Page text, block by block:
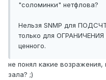
"соломинки" нетфлова?
Нельзя SNMP для
только для
ценного.
не понял какие
зала? ;)